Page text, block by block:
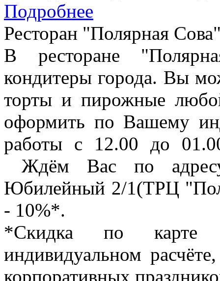
Подробнее
Ресторан "Полярная
В ресторане
кондитеры города. Вы
торты и пирожные
оформить по Вашему
работы с 12.00 до
Ждём Вас по
Юбилейный 2/1(ТРЦ
- 10%*.
*Скидка по карте
индивидуальном
корпоративных